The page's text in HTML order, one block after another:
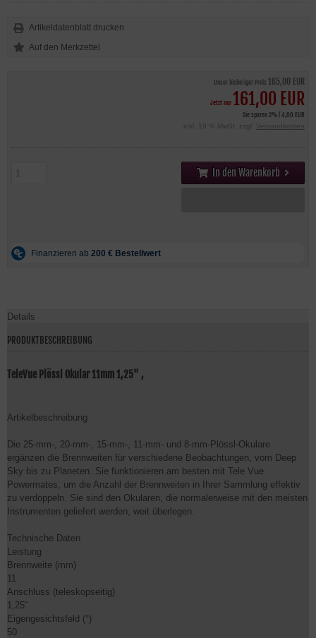
Unser bisheriger Preis 165,00 EUR
Jetzt nur161,00 EUR
Sie sparen 2% / 4,00 EUR
inkl. 19 % MwSt. zzgl.
Versandkosten
In den Warenkorb
Artikeldatenblatt drucken
Details
PRODUKTBESCHREIBUNG
TeleVue Plössl Okular 11mm 1,25" ,
Artikelbeschreibung
Die 25-mm-, 20-mm-, 15-mm-, 11-mm- und 8-mm-Plössl-Okulare
ergänzen die Brennweiten für verschiedene Beobachtungen, vom Deep
Sky bis zu Planeten. Sie funktionieren am besten mit Tele Vue
Powermates, um die Anzahl der Brennweiten in Ihrer Sammlung effektiv
zu verdoppeln. Sie sind den Okularen, die normalerweise mit den meisten
Instrumenten geliefert werden, weit überlegen.
Technische Daten
Leistung
Brennweite (mm)
11
Anschluss (teleskopseitig)
1,25"
Eigengesichtsfeld (°)
50